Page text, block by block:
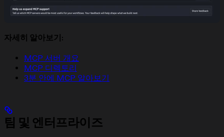
자세히 알아보기:
MCP 서버 개요
MCP 디렉토리
3분 안에 MCP 알아보기
팀 및 엔터프라이즈